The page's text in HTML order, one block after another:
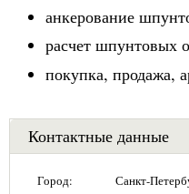
анкерование
расчет шпунтовых
покупка, продажа,
Контактные данные
Город: Санкт-